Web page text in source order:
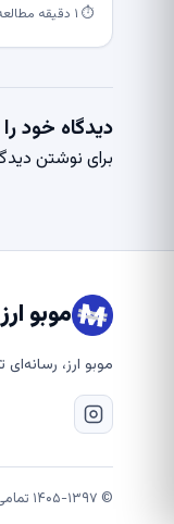
⏱ ۱ دقیقه مطالعه
دیدگاه خود
برای نوشتن
موبو ارز
موبو ارز،
© ۱۴۰۵-۱۳۹۷ تمامی حقوق برای موبو ارز محفوظ است. میزبانی شده روی سرورهای قدرتمند شتابان هاست